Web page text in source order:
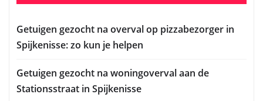
Getuigen gezocht na overval op pizzabezorger in
Spijkenisse: zo kun je helpen
Getuigen gezocht na woningoverval aan de
Stationsstraat in Spijkenisse